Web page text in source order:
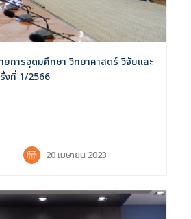
ยการอุดมศึกษา วิทยาศาสตร์ วิจัยและ
งที่ 1/2566
20 เมษายน 2023